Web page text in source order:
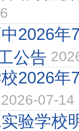
2026年
公告
2026年
2026-07-14
验学校